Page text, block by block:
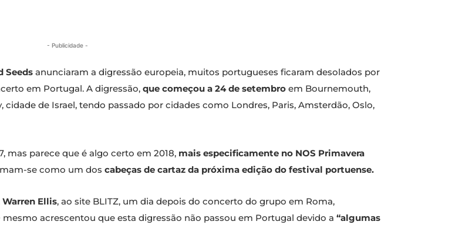
- Publicidade -
Seeds anunciaram a digressão europeia, muitos portugueses ficaram desolados por
em Portugal. A digressão, que começou a 24 de setembro em Bournemouth,
cidade de Israel, tendo passado por cidades como Londres, Paris, Amsterdão, Oslo,
mas parece que é algo certo em 2018, mais especificamente no NOS Primavera
se como um dos cabeças de cartaz da próxima edição do festival portuense.
Warren Ellis, ao site BLITZ, um dia depois do concerto do grupo em Roma,
mesmo acrescentou que esta digressão não passou em Portugal devido a “algumas